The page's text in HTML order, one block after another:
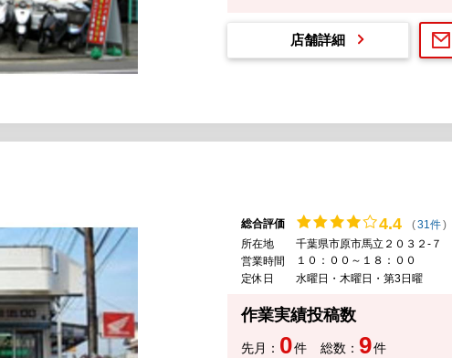
店舗詳細
総合評価 4.4 (31件)
所在地
千葉県市原市馬立２０３２-７
営業時間
１０：００～１８：００
定休日
水曜日・木曜日・第3日曜
作業実績投稿数
先月： 0件 総数： 9件